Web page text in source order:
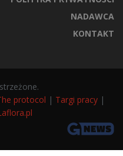
NADAWCA
KONTAKT
protocol | Targi pracy |